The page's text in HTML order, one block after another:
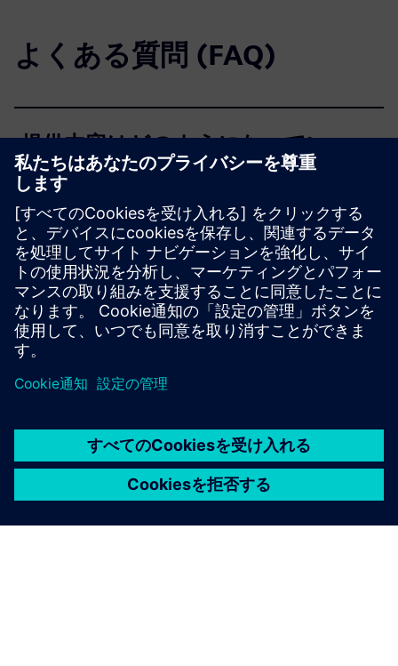
よくある質問 (FAQ)
提供内容はどのようになってい
ますか？
近代化というテーマで、他にど
のようなサービスがあります
か？